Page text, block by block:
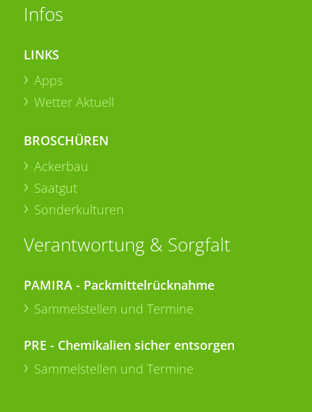
Infos
LINKS
Apps
Wetter Aktuell
BROSCHÜREN
Ackerbau
Saatgut
Sonderkulturen
Verantwortung & Sorgfalt
PAMIRA - Packmittelrücknahme
Sammelstellen und Termine
PRE - Chemikalien sicher entsorgen
Sammelstellen und Termine